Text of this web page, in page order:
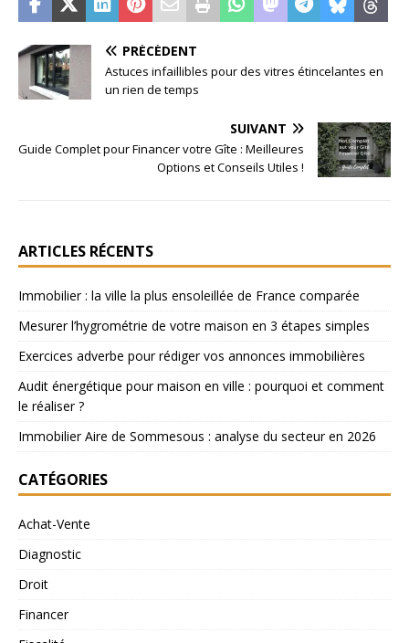
PRÉCÉDENT
Astuces infaillibles pour des vitres étincelantes en
un rien de temps
SUIVANT
Guide Complet pour Financer votre Gîte : Meilleures
Options et Conseils Utiles !
ARTICLES RÉCENTS
Immobilier : la ville la plus ensoleillée de France comparée
Mesurer l’hygrométrie de votre maison en 3 étapes simples
Exercices adverbe pour rédiger vos annonces immobilières
Audit énergétique pour maison en ville : pourquoi et comment
le réaliser ?
Immobilier Aire de Sommesous : analyse du secteur en 2026
CATÉGORIES
Achat-Vente
Diagnostic
Droit
Financer